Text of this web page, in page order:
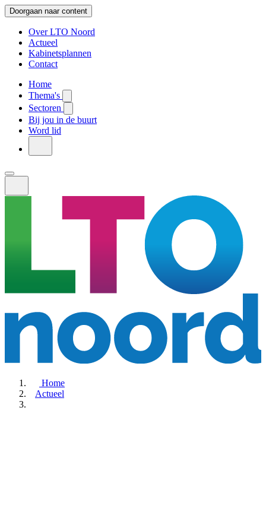
Doorgaan naar content
Over LTO Noord
Actueel
Kabinetsplannen
Contact
Home
Thema's
Sectoren
Bij jou in de buurt
Word lid
Home
Actueel